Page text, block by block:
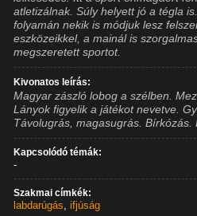
atletizálnak. Súly helyett jó a tégla
folyamán nekik is módjuk lesz
eszközeikkel, a mainál is
megszeretett sportot.
Kivonatos leírás:
Magyar zászló lobog a szélben.
Lányok figyelik a játékot nevetve.
Távolugrás, magasugrás. Bírkózás.
Kapcsolódó témák:
-
Szakmai címkék:
labdarúgás,ifjúság